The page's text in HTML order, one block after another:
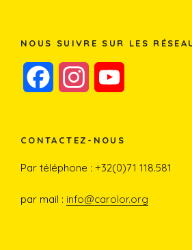
NOUS SUIVRE SUR LES
c
e
b
s
t
a
T
u
CONTACTEZ-NOUS
Par téléphone : +32(0)71 118.581
par mail : info@carolor.org